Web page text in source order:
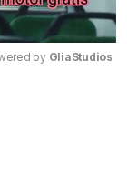
by GliaStudios